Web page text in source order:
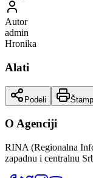
Autor
admin
Hronika
Alati
Podeli
O Agenciji
RINA (Regionalna
zapadnu i centralnu